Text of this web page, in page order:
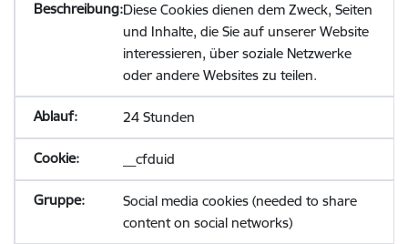
Diese Cookies dienen dem Zweck, Seiten
und Inhalte, die Sie auf unserer Website
interessieren, über soziale Netzwerke
oder andere Websites zu teilen.
24 Stunden
__cfduid
Social media cookies (needed to share
content on social networks)